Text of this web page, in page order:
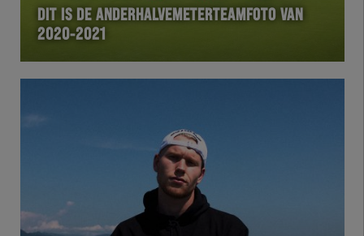
DIT IS DE ANDERHALVEMETERTEAMFOTO VAN
2020-2021